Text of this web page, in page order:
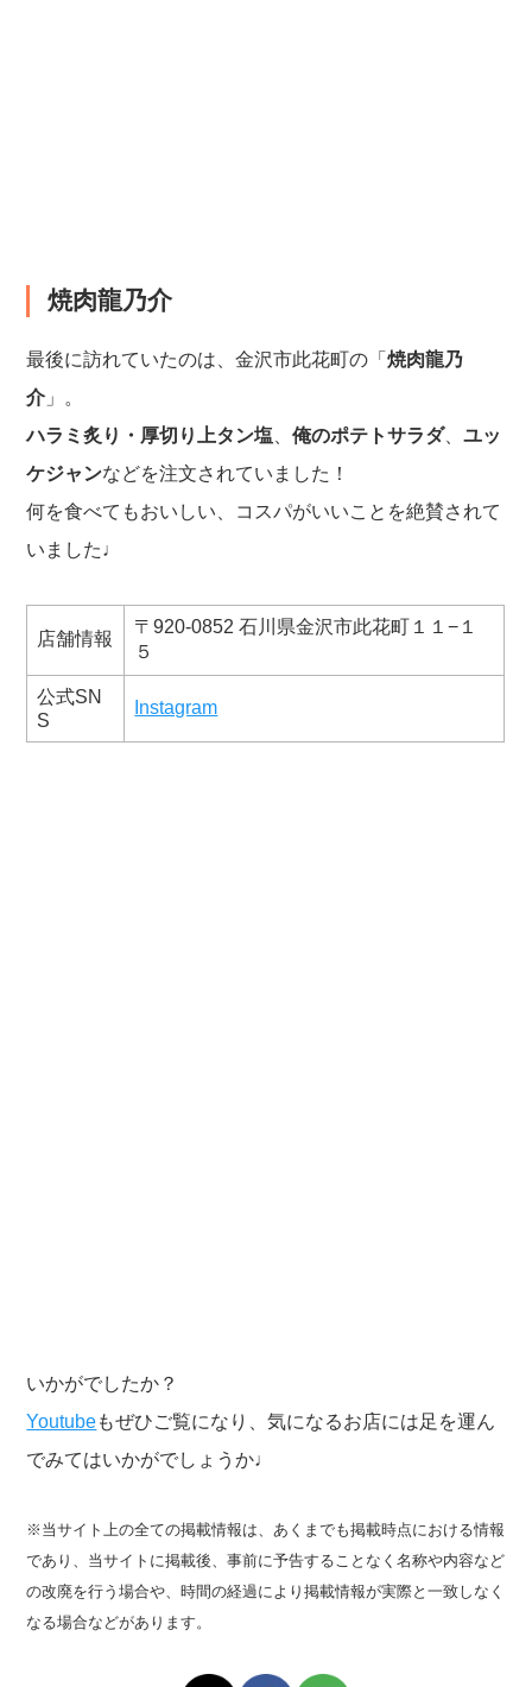
焼肉龍乃介
最後に訪れていたのは、金沢市此花町の「焼肉龍乃
介 」。
ハラミ炙り・厚切り上タン塩 、俺のポテトサラダ、ユッ
ケジャンなどを注文されていました！
何を食べてもおいしい、コスパがいいことを絶賛されて
いました♩
店舗情報
〒920-0852 石川県金沢市此花町１１−１
５
公式SN
S
Instagram
いかがでしたか？
Youtubeもぜひご覧になり、気になるお店には足を運ん
でみてはいかがでしょうか♩
※当サイト上の全ての掲載情報は、あくまでも掲載時点における情報
であり、当サイトに掲載後、事前に予告することなく名称や内容など
の改廃を行う場合や、時間の経過により掲載情報が実際と一致しなく
なる場合などがあります。